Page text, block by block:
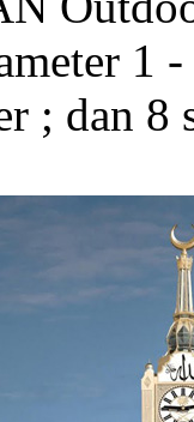
1
; dan 8